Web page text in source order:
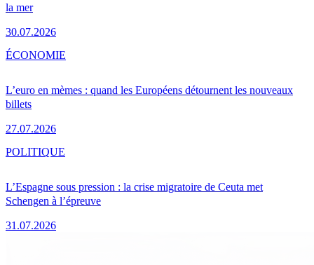
la mer
30.07.2026
L’euro en mèmes : quand les Européens détournent les nouveaux
billets
27.07.2026
ÉCONOMIE
L’Espagne sous pression : la crise migratoire de Ceuta met
Schengen à l’épreuve
31.07.2026
POLITIQUE